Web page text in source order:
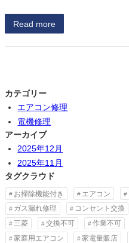
Read more
カテゴリー
エアコン修理
電機修理
アーカイブ
2025年12月
2025年11月
タグクラウド
お掃除機能付き エアコン
ガス漏れ修理
コンセント交換
三菱
交換不可 作業不可
家庭用エアコン
家電量販店